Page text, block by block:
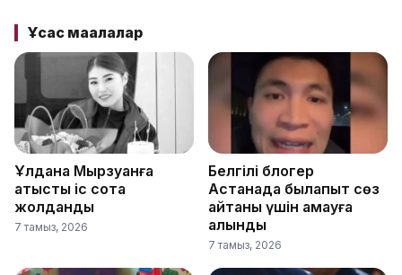
Ұқсас мақалалар
Ұлдана Мырзуанға
қатысты іс сотқа
жолданды
7 тамыз, 2026
Белгілі блогер
Астанада былапыт сөз
айтқаны үшін қамауға
алынды
7 тамыз, 2026